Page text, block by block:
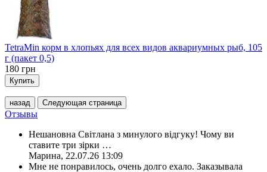
TetraMin корм в хлопьях для всех видов аквариумных рыб, 105
г (пакет 0,5)
180 грн
Купить
назад Следующая страница
Отзывы
Нешановна Світлана з минулого відгуку! Чому ви
ставите три зірки …
Марина, 22.07.26 13:09
Мне не понравилось, очень долго ехало. Заказывала